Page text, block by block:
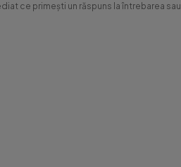
ce primești un răspuns la întrebarea